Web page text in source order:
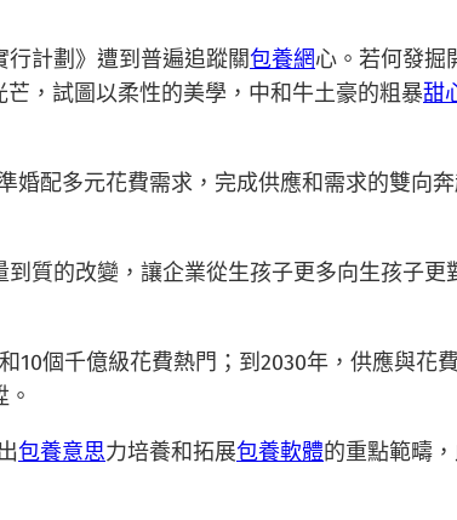
計劃》遭到普遍追蹤關包養網心。若何發掘
，試圖以柔性的美學，中和牛土豪的粗暴甜
配多元花費需求，完成供應和需求的雙向
質的改變，讓企業從生孩子更多向生孩子更
10個千億級花費熱門；到2030年，供應與花
包養意思力培養和拓展包養軟體的重點範疇